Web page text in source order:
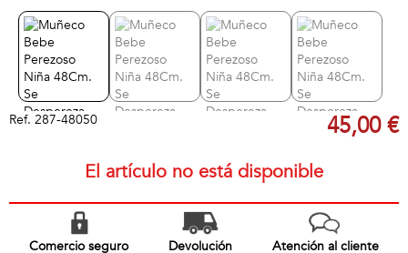
Ref. 287-48050 45,00 €
El artículo no está disponible
Comercio seguro
Devolución
Atención al cliente